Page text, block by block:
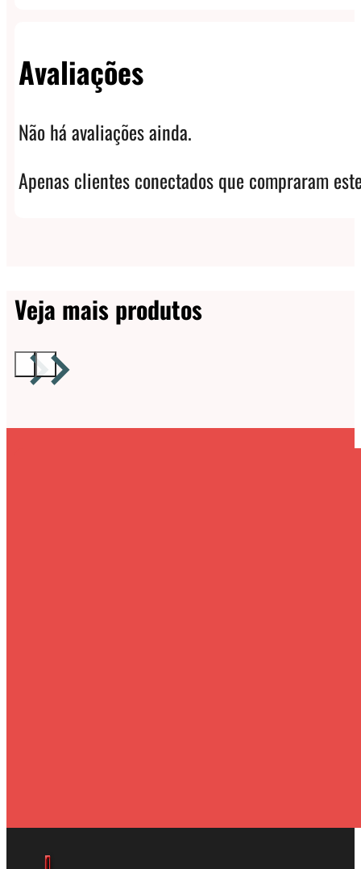
Avaliações
Não há avaliações ainda.
Apenas clientes conectados que compraram
Veja mais produtos